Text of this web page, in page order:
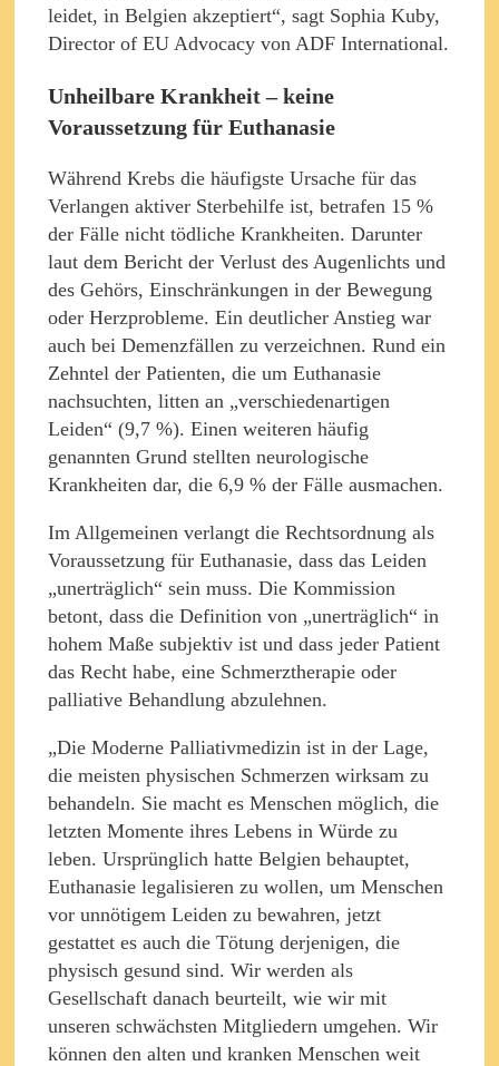
leidet, in Belgien akzeptiert“, sagt Sophia Kuby,
Director of EU Advocacy von ADF International.
Unheilbare Krankheit – keine
Voraussetzung für Euthanasie
Während Krebs die häufigste Ursache für das
Verlangen aktiver Sterbehilfe ist, betrafen 15 %
der Fälle nicht tödliche Krankheiten. Darunter
laut dem Bericht der Verlust des Augenlichts und
des Gehörs, Einschränkungen in der Bewegung
oder Herzprobleme. Ein deutlicher Anstieg war
auch bei Demenzfällen zu verzeichnen. Rund ein
Zehntel der Patienten, die um Euthanasie
nachsuchten, litten an „verschiedenartigen
Leiden“ (9,7 %). Einen weiteren häufig
genannten Grund stellten neurologische
Krankheiten dar, die 6,9 % der Fälle ausmachen.
Im Allgemeinen verlangt die Rechtsordnung als
Voraussetzung für Euthanasie, dass das Leiden
„unerträglich“ sein muss. Die Kommission
betont, dass die Definition von „unerträglich“ in
hohem Maße subjektiv ist und dass jeder Patient
das Recht habe, eine Schmerztherapie oder
palliative Behandlung abzulehnen.
„Die Moderne Palliativmedizin ist in der Lage,
die meisten physischen Schmerzen wirksam zu
behandeln. Sie macht es Menschen möglich, die
letzten Momente ihres Lebens in Würde zu
leben. Ursprünglich hatte Belgien behauptet,
Euthanasie legalisieren zu wollen, um Menschen
vor unnötigem Leiden zu bewahren, jetzt
gestattet es auch die Tötung derjenigen, die
physisch gesund sind. Wir werden als
Gesellschaft danach beurteilt, wie wir mit
unseren schwächsten Mitgliedern umgehen. Wir
können den alten und kranken Menschen weit